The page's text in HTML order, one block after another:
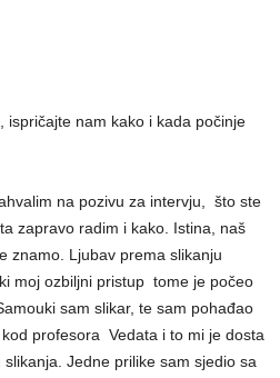
nam kako i kada počinje
na pozivu za intervju, što ste
zapravo radim i kako. Istina, naš
znamo. Ljubav prema slikanju
moj ozbiljni pristup tome je počeo
sam slikar, te sam pohađao
profesora Vedata i to mi je dosta
Jedne prilike sam sjedio sa